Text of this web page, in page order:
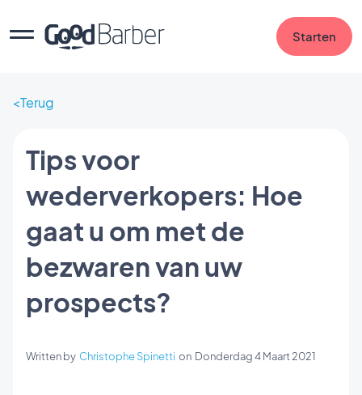
Starten
Terug
Tips voor
wederverkopers: Hoe
gaat u om met de
bezwaren van uw
prospects?
Written by Christophe Spinetti on Donderdag 4 Maart 2021